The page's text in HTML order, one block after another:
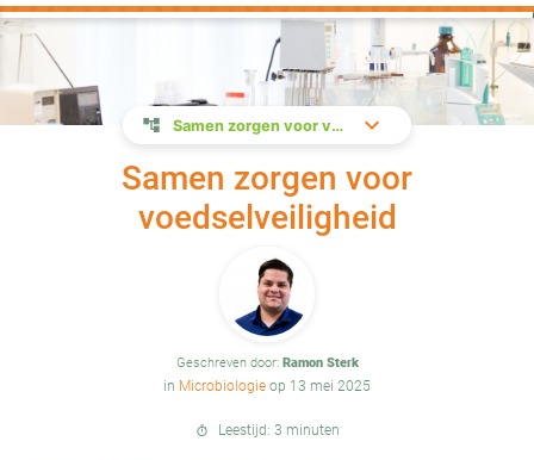
Samen zorgen voor voedselveiligheid
Samen zorgen voor
voedselveiligheid
Geschreven door: Ramon Sterk
in Microbiologie op 13 mei 2025
timer Leestijd: 3 minuten